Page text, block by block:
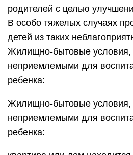
родителей с целью
В особо тяжелых случаях
детей из таких
Жилищно-бытовые условия,
неприемлемыми для
ребенка:
Жилищно-бытовые условия,
неприемлемыми для
ребенка: